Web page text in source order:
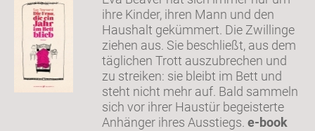
ihre Kinder, ihren Mann und den
Haushalt gekümmert. Die Zwillinge
ziehen aus. Sie beschließt, aus dem
täglichen Trott auszubrechen und
zu streiken: sie bleibt im Bett und
steht nicht mehr auf. Bald sammeln
sich vor ihrer Haustür begeisterte
Anhänger ihres Ausstiegs. e-book